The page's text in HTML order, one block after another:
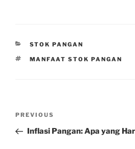
CATEGORIES
STOK PANGAN
TAGS
MANFAAT STOK PANGAN
Previous
Post
PREVIOUS
Inflasi Pangan: Apa yang